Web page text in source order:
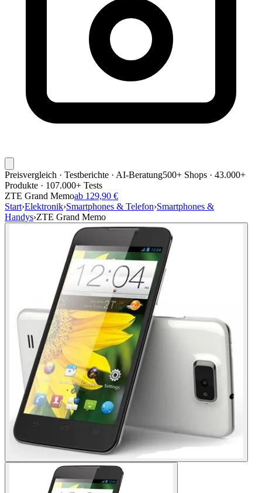
Preisvergleich · Testberichte · AI-Beratung500+ Shops · 43.000+
Produkte · 107.000+ Tests
ZTE Grand Memoab 129,90 €
Start›Elektronik›Smartphones & Telefon›Smartphones &
Handys›ZTE Grand Memo